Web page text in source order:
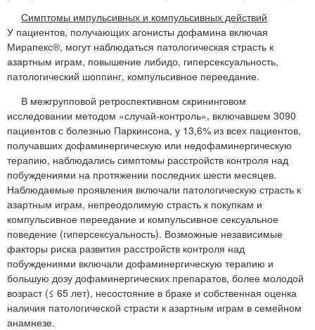
Симптомы импульсивных и компульсивных действий
У пациентов, получающих агонисты дофамина включая
Мирапекс®, могут наблюдаться патологическая страсть к
азартным играм, повышение либидо, гиперсексуальность,
патологический шоппинг, компульсивное переедание.
В межгрупповой ретроспективном скрининговом
исследовании методом «случай-контроль», включавшем 3090
пациентов с болезнью Паркинсона, у 13,6% из всех пациентов,
получавших дофаминергическую или недофаминергическую
терапию, наблюдались симптомы расстройств контроля над
побуждениями на протяжении последних шести месяцев.
Наблюдаемые проявления включали патологическую страсть к
азартным играм, непреодолимую страсть к покупкам и
компульсивное переедание и компульсивное сексуальное
поведение (гиперсексуальность). Возможные независимые
факторы риска развития расстройств контроля над
побуждениями включали дофаминергическую терапию и
большую дозу дофаминергических препаратов, более молодой
возраст (≤ 65 лет), несостояние в браке и собственная оценка
наличия патологической страсти к азартным играм в семейном
анамнезе.